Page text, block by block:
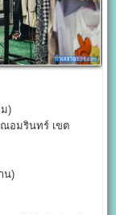
)
อมรินทร์ เขต
น)